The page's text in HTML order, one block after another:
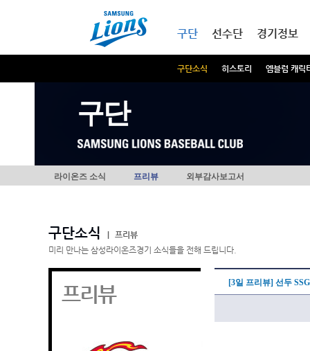
구단
구단소식 히스토리 엠블럼 캐릭
선수단 경기정보
구단
라이온즈 소식 프리뷰 외부감사보고서
구단소식
프리뷰
미리 만나는 삼성라이온즈경기 소식들을 전해 드립니다.
프리뷰 [3일 프리뷰] 선두